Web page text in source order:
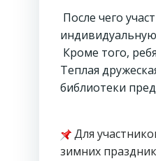
После чего
Кроме того,
Теплая
библиотеки
Для
зимних